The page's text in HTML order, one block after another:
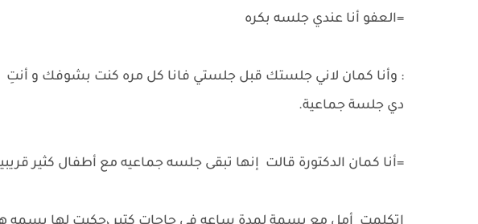
=العفو أنا عندي جلسه بكره
: وأنا كمان لاني جلستك قبل جلستي فانا كل مره كنت بشوفك و أنتِ
دي جلسة جماعية.
=أنا كمان الدكتورة قالت إنها تبقى جلسه جماعيه مع أطفال كثير